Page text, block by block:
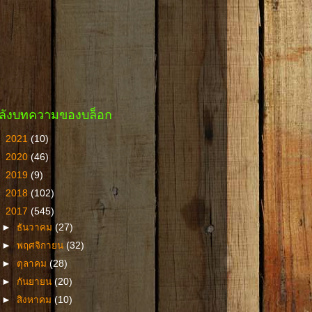
งบทความของบล็อก
2021 (10)
2020 (46)
2019 (9)
2018 (102)
2017 (545)
► ธันวาคม(27)
►พฤศจิกายน(32)
► ตุลาคม(28)
► กันยายน(20)
►สิงหาคม(10)